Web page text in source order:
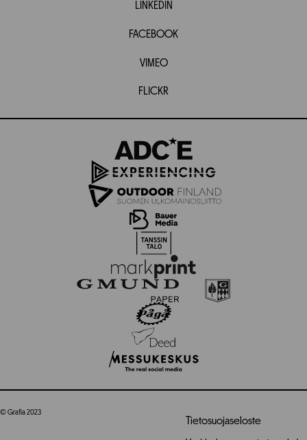
LINKEDIN
FACEBOOK
VIMEO
FLICKR
© Grafia 2023
Tietosuojaseloste